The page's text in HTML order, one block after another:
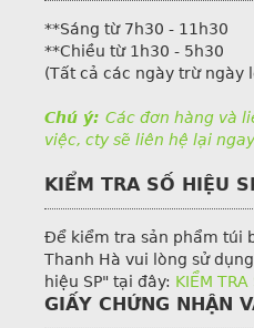
**Sáng từ 7h30 - 11h30
**Chiều từ 1h30 - 5h30
(Tất cả các ngày trừ ngày
Chú ý: Các đơn hàng và
việc, cty sẽ liên hệ lại
KIỂM TRA SỐ HIỆU
Để kiểm tra sản phẩm túi
Thanh Hà vui lòng sử
hiệu SP" tại đây: KIỂM TRA
GIẤY CHỨNG NHẬN